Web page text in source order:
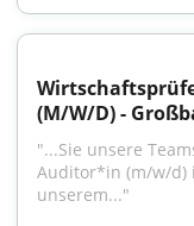
(M/W/D) -
"...Sie unsere
Auditor*in (m/w/d)
unserem..."